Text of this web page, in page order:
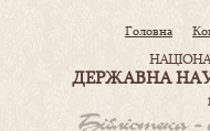
Головна
ДЕРЖАВНА